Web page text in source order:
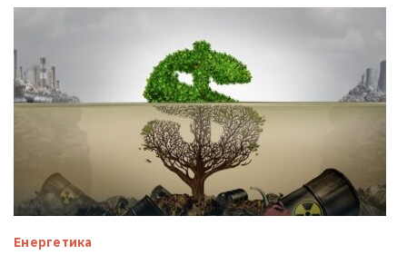
Енергетика